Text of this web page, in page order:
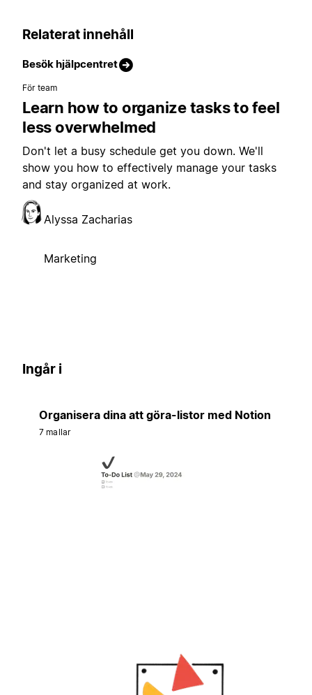
Relaterat innehåll
Besök hjälpcentret
För team
Learn how to organize tasks to feel
less overwhelmed
Don't let a busy schedule get you down. We'll
show you how to effectively manage your tasks
and stay organized at work.
Alyssa Zacharias
Marketing
Ingår i
Organisera dina att göra-listor med Notion
7 mallar